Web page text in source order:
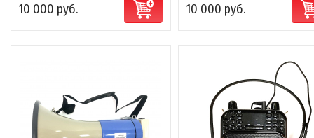
10 000 руб. 10 000 руб.